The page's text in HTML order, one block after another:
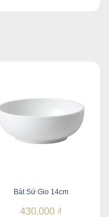
Bát Sứ Gio 14cm
430.000 ₫